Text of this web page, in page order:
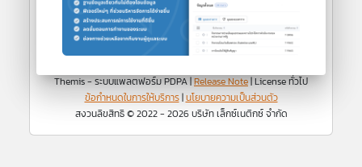
Themis - ระบบแพลตฟอร์ม PDPA |Release Note| License ทั่วไป
ข้อกําหนดในการให้บริการ|นโยบายความเป็นส่วนตัว
สงวนลิขสิทธิ © 2022 - 2026 บริษัท เล็กซ์เนติกซ์ จำกัด